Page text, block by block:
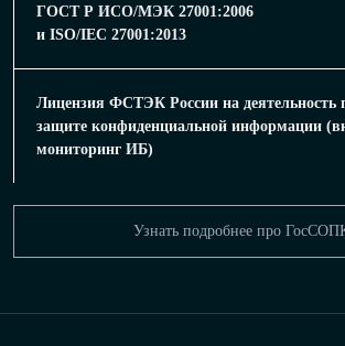
ГОСТ Р ИСО/МЭК 27001:2006
и ISO/IEC 27001:2013
Лицензия ФСТЭК России на деятельность
защите конфиденциальной информации
мониторинг ИБ)
Узнать подробнее про